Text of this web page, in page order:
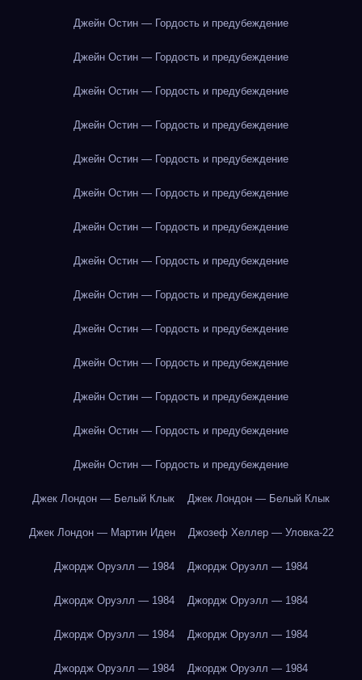
Джейн Остин — Гордость и предубеждение
Джейн Остин — Гордость и предубеждение
Джейн Остин — Гордость и предубеждение
Джейн Остин — Гордость и предубеждение
Джейн Остин — Гордость и предубеждение
Джейн Остин — Гордость и предубеждение
Джейн Остин — Гордость и предубеждение
Джейн Остин — Гордость и предубеждение
Джейн Остин — Гордость и предубеждение
Джейн Остин — Гордость и предубеждение
Джейн Остин — Гордость и предубеждение
Джейн Остин — Гордость и предубеждение
Джейн Остин — Гордость и предубеждение
Джейн Остин — Гордость и предубеждение
Джек Лондон — Белый Клык Джек Лондон — Белый Клык
Джек Лондон — Мартин Иден Джозеф Хеллер — Уловка-22
Джордж Оруэлл — 1984 Джордж Оруэлл — 1984
Джордж Оруэлл — 1984 Джордж Оруэлл — 1984
Джордж Оруэлл — 1984 Джордж Оруэлл — 1984
Джордж Оруэлл — 1984 Джордж Оруэлл — 1984